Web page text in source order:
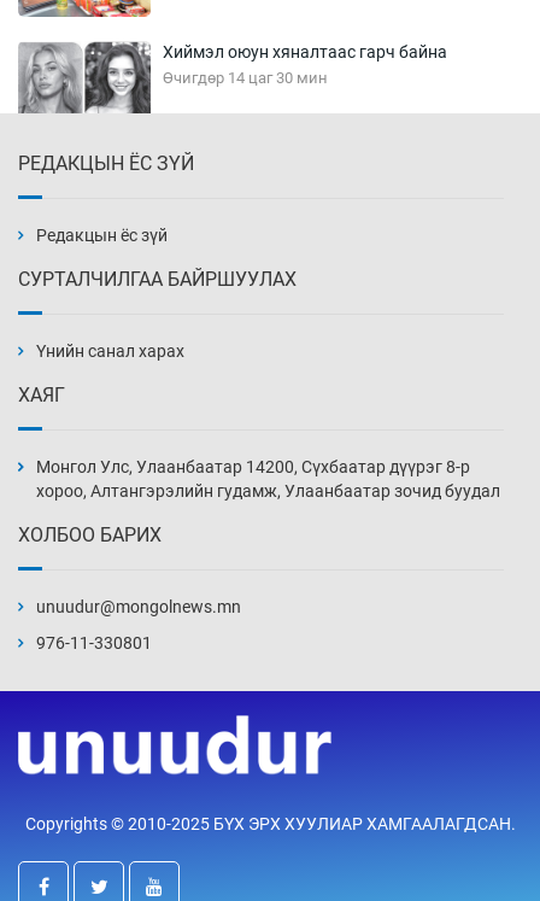
Хиймэл оюун хяналтаас гарч байна
Өчигдөр 14 цаг 30 мин
Өчигдөр 14 цаг 00 мин
нэмэгджээ
Өчигдөр 13 цаг 30 мин
Өчигдөр 13 цаг 00 мин
Өчигдөр 12 цаг 30 мин
үйлчилж буй гэв
Өчигдөр 12 цаг 00 мин
РЕДАКЦЫН ЁС ЗҮЙ
Редакцын ёс зүй
СУРТАЛЧИЛГАА БАЙРШУУЛАХ
Үнийн санал харах
ХАЯГ
Монгол Улс, Улаанбаатар 14200, Сүхбаатар дүүрэг 8-р
хороо, Алтангэрэлийн гудамж, Улаанбаатар зочид буудал
ХОЛБОО БАРИХ
unuudur@mongolnews.mn
976-11-330801
Copyrights © 2010-2025 БҮХ ЭРХ ХУУЛИАР ХАМГААЛАГДСАН.